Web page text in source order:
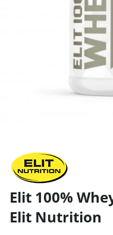
Elit 100%
Elit Nutrition